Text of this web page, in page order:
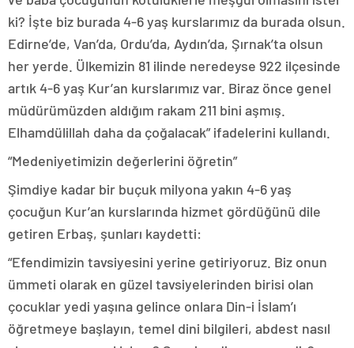
ki? İşte biz burada 4-6 yaş kurslarımız da burada olsun.
Edirne’de, Van’da, Ordu’da, Aydın’da, Şırnak’ta olsun
her yerde. Ülkemizin 81 ilinde neredeyse 922 ilçesinde
artık 4-6 yaş Kur’an kurslarımız var. Biraz önce genel
müdürümüzden aldığım rakam 211 bini aşmış.
Elhamdülillah daha da çoğalacak” ifadelerini kullandı.
“Medeniyetimizin değerlerini öğretin”
Şimdiye kadar bir buçuk milyona yakın 4-6 yaş
çocuğun Kur’an kurslarında hizmet gördüğünü dile
getiren Erbaş, şunları kaydetti:
“Efendimizin tavsiyesini yerine getiriyoruz. Biz onun
ümmeti olarak en güzel tavsiyelerinden birisi olan
çocuklar yedi yaşına gelince onlara Din-i İslam’ı
öğretmeye başlayın, temel dini bilgileri, abdest nasıl